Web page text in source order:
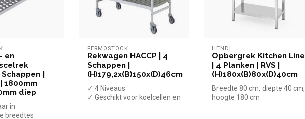
en
|
1800mm
diep
in
breedtes
FERMOSTOCK
Rekwagen HACCP | 4
Schappen |
(H)179,2x(B)150x(D)46cm
✓ 4 Niveaus
✓ Geschikt voor koelcellen en
HENDI
Opbergrek Kitchen Line
| 4 Planken | RVS |
(H)180x(B)80x(D)40cm
Breedte 80 cm, diepte 40 cm,
hoogte 180 cm